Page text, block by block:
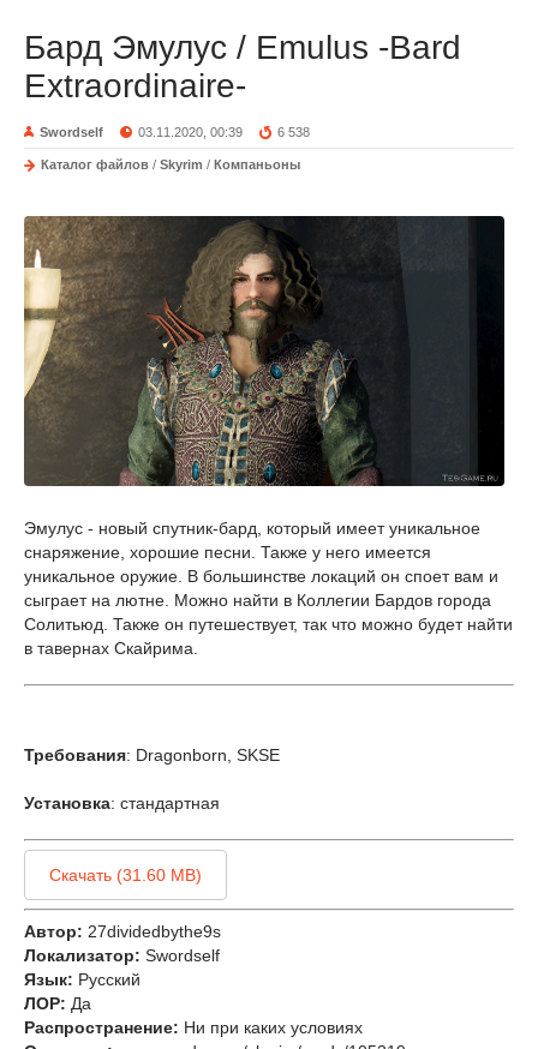
Бард Эмулус / Emulus -Bard
Extraordinaire-
Swordself 03.11.2020, 00:39 6 538
Каталог файлов / Skyrim / Компаньоны
Эмулус - новый спутник-бард, который имеет уникальное
снаряжение, хорошие песни. Также у него имеется
уникальное оружие. В большинстве локаций он споет вам и
сыграет на лютне. Можно найти в Коллегии Бардов города
Солитьюд. Также он путешествует, так что можно будет найти
в тавернах Скайрима.
Требования: Dragonborn, SKSE
Установка: стандартная
Скачать (31.60 MB)
Автор: 27dividedbythe9s
Локализатор: Swordself
Язык: Русский
ЛОР: Да
Распространение: Ни при каких условиях